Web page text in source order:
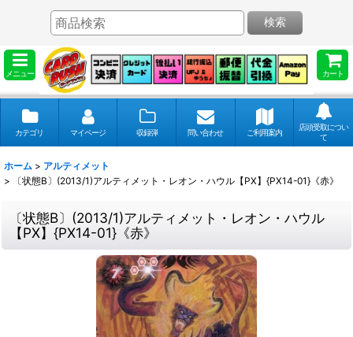
メニュー カート
検索
カテゴリ マイページ 収録弾 問い合わせ ご利用案内
店頭受取につい
て
ホーム > アルティメット
>
〔状態B〕(2013/1)アルティメット・レオン・ハウル【PX】{PX14-01}《赤》
〔状態B〕(2013/1)アルティメット・レオン・ハウル
【PX】{PX14-01}《赤》